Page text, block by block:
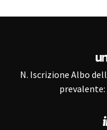
N. Iscrizione Albo
prevalente: